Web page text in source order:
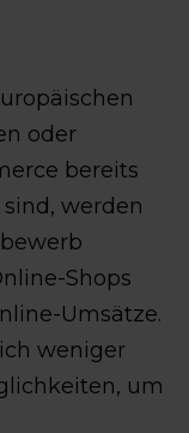
oder
bereits
werden
Shops
Umsätze.
weniger
um